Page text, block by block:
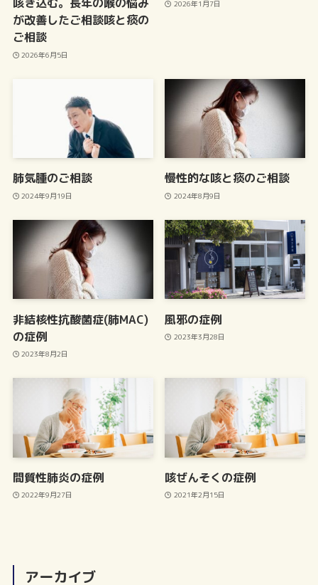
が改善したご相談咳と痰の
ご相談
2026年6月5日
2026年1月7日
肺気腫のご相談
2024年9月19日
慢性的な咳と痰のご相談
2024年8月9日
非結核性抗酸菌症(肺MAC)
の症例
2023年8月2日
風邪の症例
2023年3月28日
間質性肺炎の症例
2022年9月27日
咳ぜんそくの症例
2021年2月15日
アーカイブ